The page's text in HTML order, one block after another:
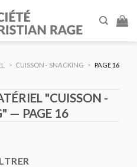
> CUISSON - SNACKING > PAGE 16
"CUISSON -
— PAGE 16